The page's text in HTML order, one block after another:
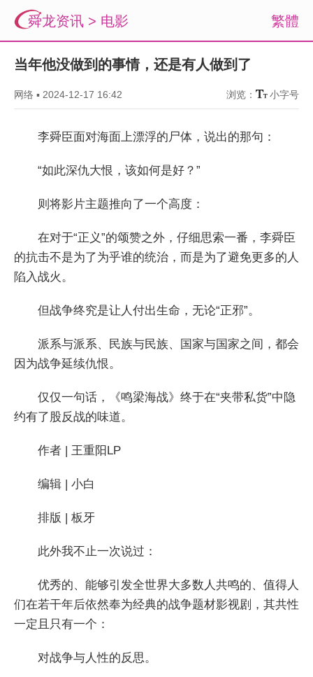
繁體
舜龙资讯 > 电影
当年他没做到的事情，还是有人做到了
网络 ▪ 2024-12-17 16:42 浏览： 小字号
李舜臣面对海面上漂浮的尸体，说出的那句：
“如此深仇大恨，该如何是好？”
则将影片主题推向了一个高度：
在对于“正义”的颂赞之外，仔细思索一番，李舜臣
的抗击不是为了为乎谁的统治，而是为了避免更多的人
陷入战火。
但战争终究是让人付出生命，无论“正邪”。
派系与派系、民族与民族、国家与国家之间，都会
因为战争延续仇恨。
仅仅一句话，《鸣梁海战》终于在“夹带私货”中隐
约有了股反战的味道。
作者 | 王重阳LP
编辑 | 小白
排版 | 板牙
此外我不止一次说过：
优秀的、能够引发全世界大多数人共鸣的、值得人
们在若干年后依然奉为经典的战争题材影视剧，其共性
一定且只有一个：
对战争与人性的反思。